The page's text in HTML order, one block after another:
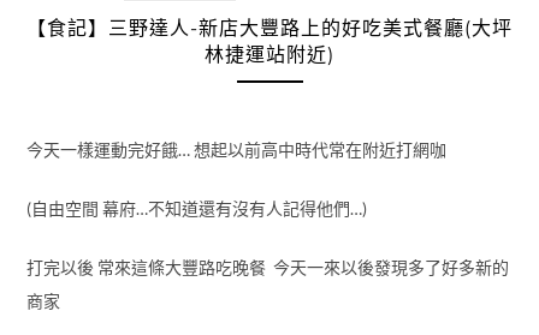
【食記】三野達人-新店大豐路上的好吃美式餐廳(大坪
林捷運站附近)
今天一樣運動完好餓… 想起以前高中時代常在附近打網咖
(自由空間 幕府…不知道還有沒有人記得他們…)
打完以後 常來這條大豐路吃晚餐 今天一來以後發現多了好多新的
商家